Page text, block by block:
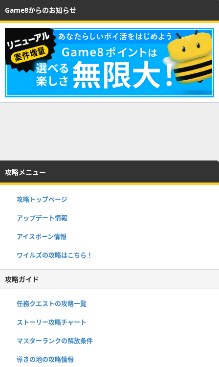
Game8からのお知らせ
攻略メニュー
攻略トップページ
アップデート情報
アイスボーン情報
ワイルズの攻略はこちら！
攻略ガイド
任務クエストの攻略一覧
ストーリー攻略チャート
マスターランクの解放条件
導きの地の攻略情報